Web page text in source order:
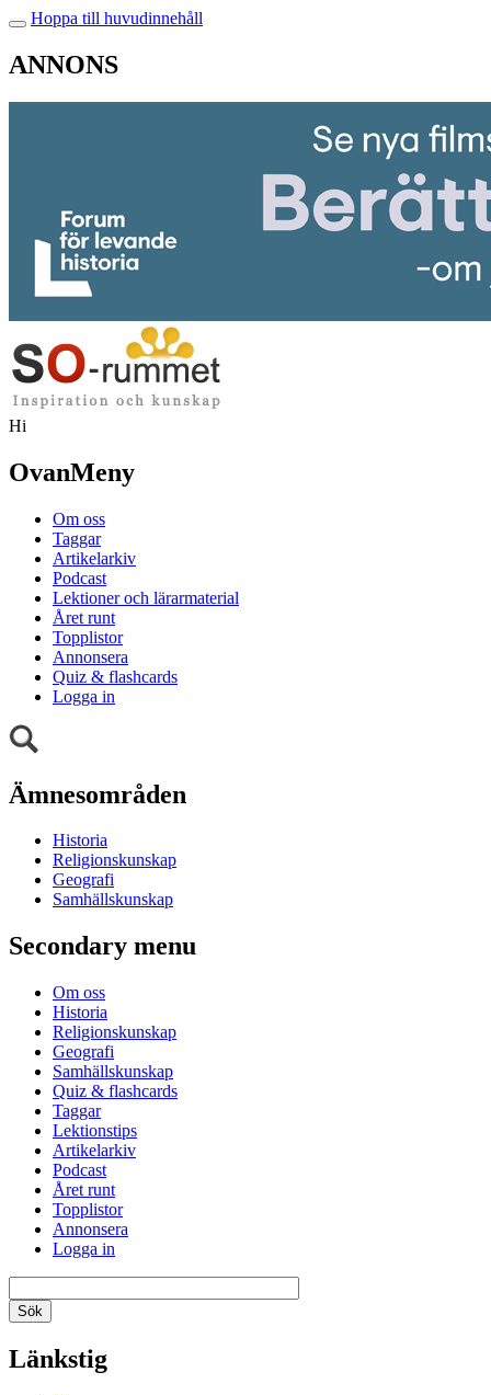
Hoppa till huvudinnehåll
ANNONS
Hi
OvanMeny
Om oss
Taggar
Artikelarkiv
Podcast
Lektioner och lärarmaterial
Året runt
Topplistor
Annonsera
Quiz & flashcards
Logga in
Ämnesområden
Historia
Religionskunskap
Geografi
Samhällskunskap
Secondary menu
Om oss
Historia
Religionskunskap
Geografi
Samhällskunskap
Quiz & flashcards
Taggar
Lektionstips
Artikelarkiv
Podcast
Året runt
Topplistor
Annonsera
Logga in
Länkstig